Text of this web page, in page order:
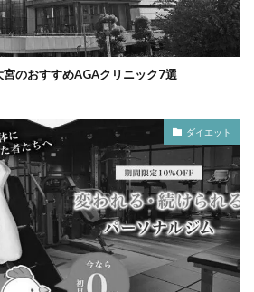
宮のおすすめAGAクリニック7選
ダイエット